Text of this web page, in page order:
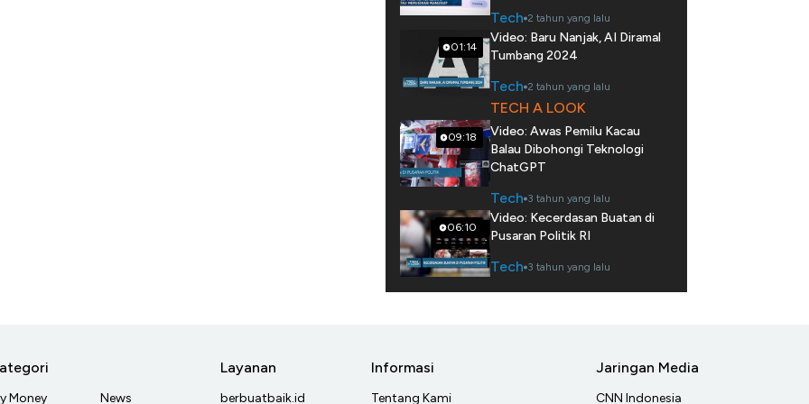
Tech 2 tahun yang lalu
01:14
Video: Baru Nanjak, AI Diramal
Tumbang 2024
Tech 2 tahun yang lalu
09:18
TECH A LOOK
Video: Awas Pemilu Kacau
Balau Dibohongi Teknologi
ChatGPT
Tech 3 tahun yang lalu
06:10
Video: Kecerdasan Buatan di
Pusaran Politik RI
Tech 3 tahun yang lalu
Money News
Layanan
berbuatbaik.id
Informasi
Tentang Kami
Jaringan Media
CNN Indonesia